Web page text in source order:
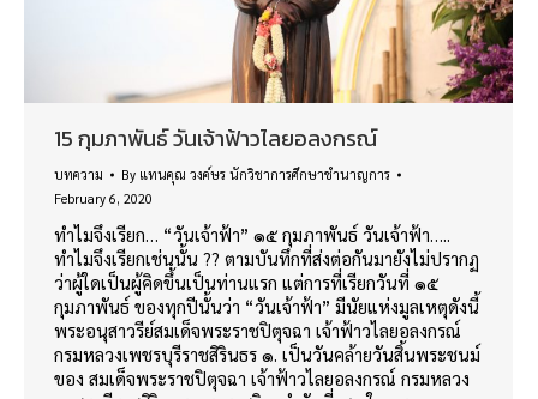
15 กุมภาพันธ์ วันเจ้าฟ้าวไลยอลงกรณ์
บทความ By แทนคุณ วงค์ษร นักวิชาการศึกษาชำนาญการ
February 6, 2020
ทำไมจึงเรียก… “วันเจ้าฟ้า” ๑๕ กุมภาพันธ์ วันเจ้าฟ้า…..
ทำไมจึงเรียกเช่นนั้น ?? ตามบันทึกที่ส่งต่อกันมายังไม่ปรากฏ
ว่าผู้ใดเป็นผู้คิดขึ้นเป็นท่านแรก แต่การที่เรียกวันที่ ๑๕
กุมภาพันธ์ ของทุกปีนั้นว่า “วันเจ้าฟ้า” มีนัยแห่งมูลเหตุดังนี้
พระอนุสาวรีย์สมเด็จพระราชปิตุจฉา เจ้าฟ้าวไลยอลงกรณ์
กรมหลวงเพชรบุรีราชสิรินธร ๑. เป็นวันคล้ายวันสิ้นพระชนม์
ของ สมเด็จพระราชปิตุจฉา เจ้าฟ้าวไลยอลงกรณ์ กรมหลวง